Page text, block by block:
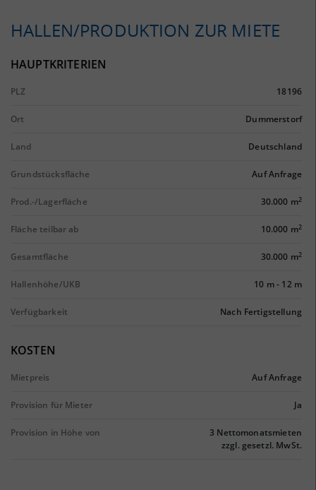
HALLEN/PRODUKTION ZUR MIETE
HAUPTKRITERIEN
PLZ 18196
Ort Dummerstorf
Land Deutschland
Grundstücksfläche Auf Anfrage
Prod.-/Lagerfläche 30.000 m2
Fläche teilbar ab 10.000 m2
Gesamtfläche 30.000 m2
Hallenhöhe/UKB 10 m- 12 m
Verfügbarkeit Nach Fertigstellung
KOSTEN
Mietpreis Auf Anfrage
Provision für Mieter Ja
Provision in Höhe von
3 Nettomonatsmieten
zzgl. gesetzl. MwSt.